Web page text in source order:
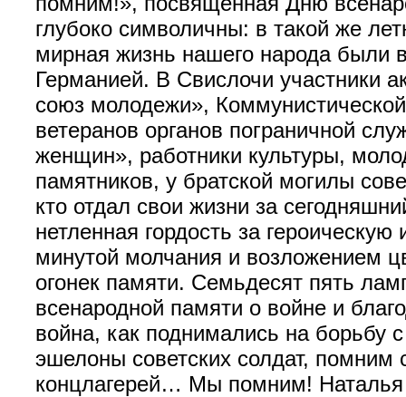
глубоко символичны: в такой же
мирная жизнь нашего народа были
Германией. В Свислочи участники
союз молодежи»,
ветеранов органов пограничной
женщин», работники культуры,
памятников, у братской могилы
кто отдал свои жизни за
нетленная гордость за
минутой молчания и возложением
огонек памяти. Семьдесят пять
всенародной памяти о войне и
война, как поднимались на борьбу
эшелоны советских солдат, помним
концлагерей… Мы помним!